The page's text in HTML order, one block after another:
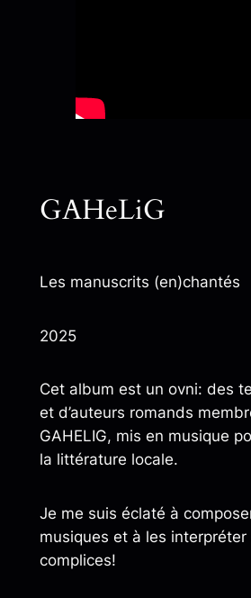
GAHeLiG
Les manuscrits (en)chantés
2025
Cet album est un ovni: des
et d’auteurs romands
GAHELIG, mis en musique
la littérature locale.
Je me suis éclaté à
musiques et à les interpréter
complices!